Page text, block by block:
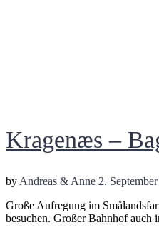
Kragenæs –
by Andreas & Anne 2.
Große Aufregung im
besuchen. Großer Bahnhof